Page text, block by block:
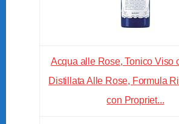
Acqua alle Rose, Tonico Viso
Distillata Alle Rose, Formula
con Propriet...